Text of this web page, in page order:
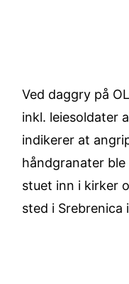
Ved daggry på
inkl. leiesoldater
indikerer at
håndgranater
stuet inn i kirker
sted i Srebrenica